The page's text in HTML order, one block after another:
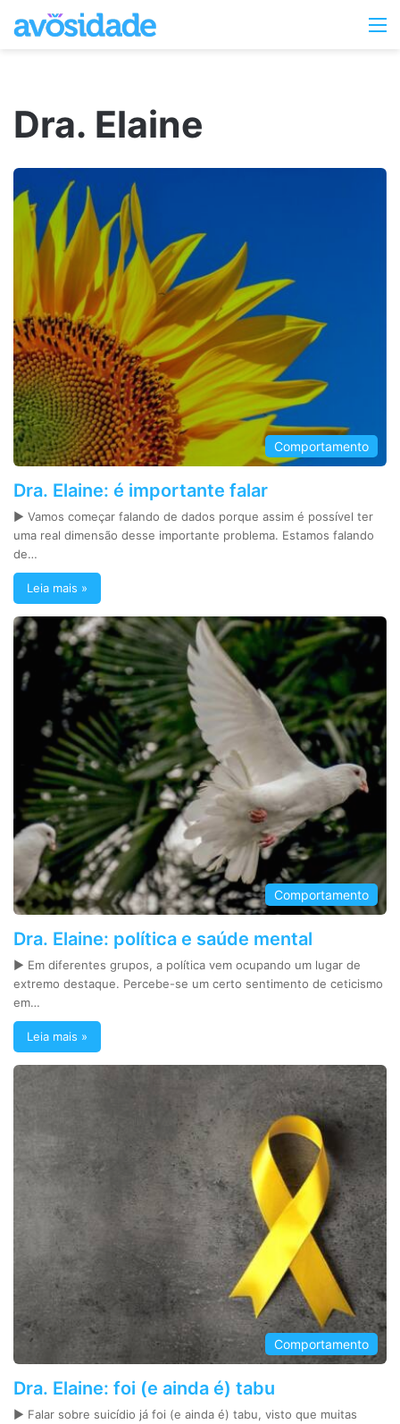
Switch
Dra. Elaine
Comportamento
Dra. Elaine: é importante falar
► Vamos começar falando de dados porque assim é possível ter
uma real dimensão desse importante problema. Estamos falando
de…
Leia mais »
Comportamento
Dra. Elaine: política e saúde mental
► Em diferentes grupos, a política vem ocupando um lugar de
extremo destaque. Percebe-se um certo sentimento de ceticismo
em…
Leia mais »
Comportamento
Dra. Elaine: foi (e ainda é) tabu
► Falar sobre suicídio já foi (e ainda é) tabu, visto que muitas